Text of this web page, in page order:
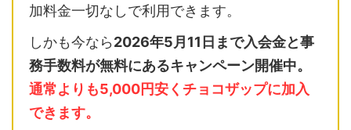
加料金一切なしで利用できます。
しかも今なら2026年5月11日まで入会金と事
務手数料が無料にあるキャンペーン開催中。
通常よりも5,000円安くチョコザップに加入
できます。